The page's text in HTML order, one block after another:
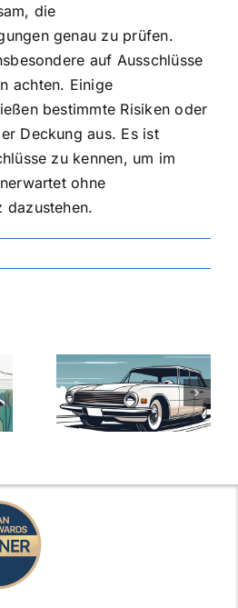
die
genau zu prüfen.
auf Ausschlüsse
achten. Einige
bestimmte Risiken oder
Deckung aus. Es ist
zu kennen, um im
ohne
dazustehen.
Kfz-
Die besten
Angebote im